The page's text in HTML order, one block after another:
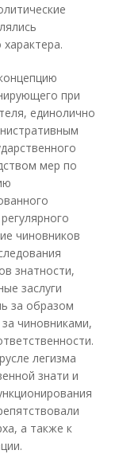
при
единолично
мер по
чиновников
знатности,
заслуги
за образом
чиновниками,
легизма
знати и
а также к